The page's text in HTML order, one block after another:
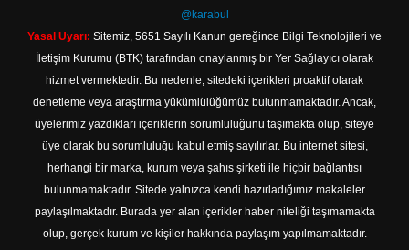
@karabul
Yasal Uyarı: Sitemiz, 5651 Sayılı Kanun gereğince Bilgi Teknolojileri ve
İletişim Kurumu (BTK) tarafından onaylanmış bir Yer Sağlayıcı olarak
hizmet vermektedir. Bu nedenle, sitedeki içerikleri proaktif olarak
denetleme veya araştırma yükümlülüğümüz bulunmamaktadır. Ancak,
üyelerimiz yazdıkları içeriklerin sorumluluğunu taşımakta olup, siteye
üye olarak bu sorumluluğu kabul etmiş sayılırlar. Bu internet sitesi,
herhangi bir marka, kurum veya şahıs şirketi ile hiçbir bağlantısı
bulunmamaktadır. Sitede yalnızca kendi hazırladığımız makaleler
paylaşılmaktadır. Burada yer alan içerikler haber niteliği taşımamakta
olup, gerçek kurum ve kişiler hakkında paylaşım yapılmamaktadır.